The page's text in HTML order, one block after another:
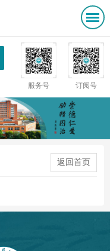
服务号 订阅号
返回首页